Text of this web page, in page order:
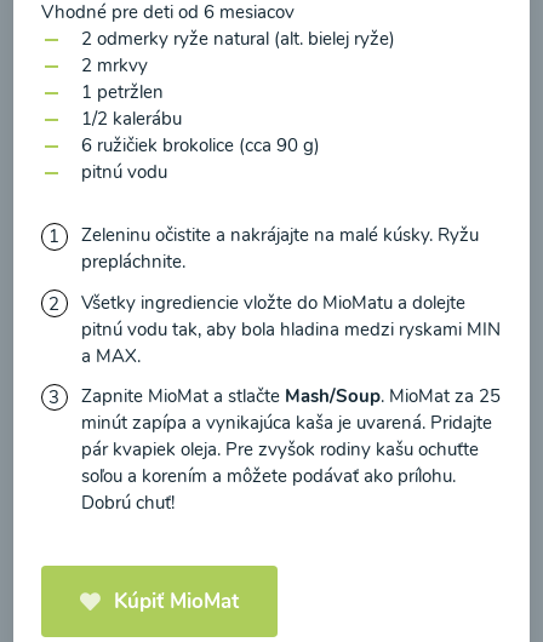
Brokolicové cappuccino
00:25
Načítať ďalšie
Kaše
Vhodné pre deti od 6 mesiacov
2 odmerky ryže natural (alt. bielej ryže)
2 mrkvy
1 petržlen
1/2 kalerábu
6 ružičiek brokolice (cca 90 g)
pitnú vodu
Zeleninu očistite a nakrájajte na malé kúsky. Ryžu
prepláchnite.
Všetky ingrediencie vložte do MioMatu a dolejte
pitnú vodu tak, aby bola hladina medzi ryskami MIN
a MAX.
Zapnite MioMat a stlačte Mash/Soup. MioMat za 25
minút zapípa a vynikajúca kaša je uvarená. Pridajte
pár kvapiek oleja. Pre zvyšok rodiny kašu ochuťte
soľou a korením a môžete podávať ako prílohu.
Dobrú chuť!
Kúpiť MioMat
prečítal(a)informácie o Ochrane osobných
údajova súhlasím s nimi.